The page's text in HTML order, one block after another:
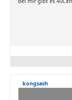
kongsash